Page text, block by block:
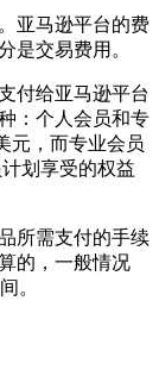
亚马逊平台的费
是交易费用。
付给亚马逊平台
：个人会员和专
元，而专业会员
划享受的权益
所需支付的手续
的，一般情况
。